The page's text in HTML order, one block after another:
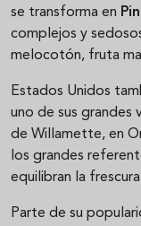
se transforma en
complejos y
melocotón, fruta
Estados Unidos
uno de sus grandes
de Willamette, en
los grandes
equilibran la
Parte de su